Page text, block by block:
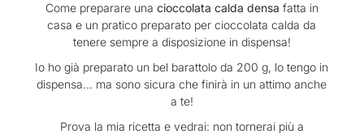
Come preparare una cioccolata calda densa fatta in
casa e un pratico preparato per cioccolata calda da
tenere sempre a disposizione in dispensa!
Io ho già preparato un bel barattolo da 200 g, lo tengo in
dispensa… ma sono sicura che finirà in un attimo anche
a te!
Prova la mia ricetta e vedrai: non tornerai più a